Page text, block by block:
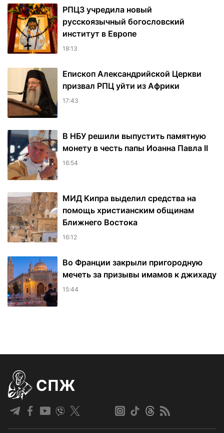
РПЦЗ учредила новый
русскоязычный богословский
институт в Европе
18:13
Епископ Александрийской Церкви
призвал РПЦ уйти из Африки
17:43
В НБУ решили выпустить памятную
монету в честь папы Иоанна Павла II
16:54
МИД Кипра выделил средства на
помощь христианским общинам
Ближнего Востока
16:12
Во Франции закрыли пригородную
мечеть за призывы имамов к джихаду
15:44
СПЖ